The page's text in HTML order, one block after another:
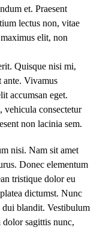
et. Praesent
lectus non, vitae
elit, non
Quisque nisi mi,
ante. Vivamus
accumsan eget.
vehicula consectetur
non lacinia sem.
nisi. Nam sit amet
Donec elementum
tristique dolor eu
dictumst. Nunc
blandit. Vestibulum
sagittis nunc,